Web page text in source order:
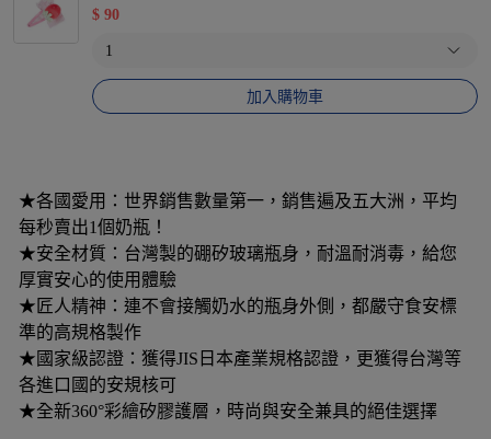
$ 90
加入購物車
★各國愛用：世界銷售數量第一，銷售遍及五大洲，平均
每秒賣出1個奶瓶！
★安全材質：台灣製的硼矽玻璃瓶身，耐溫耐消毒，給您
厚實安心的使用體驗
★匠人精神：連不會接觸奶水的瓶身外側，都嚴守食安標
準的高規格製作
★國家級認證：獲得JIS日本產業規格認證，更獲得台灣等
各進口國的安規核可
★全新360°彩繪矽膠護層，時尚與安全兼具的絕佳選擇